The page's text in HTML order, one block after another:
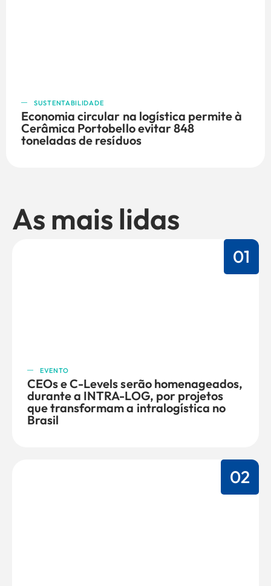
SUSTENTABILIDADE
Economia circular na logística permite à
Cerâmica Portobello evitar 848
toneladas de resíduos
As mais lidas
01
EVENTO
CEOs e C-Levels serão homenageados,
durante a INTRA-LOG, por projetos
que transformam a intralogística no
Brasil
02